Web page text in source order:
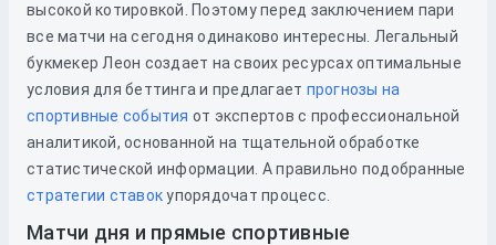
высокой котировкой. Поэтому перед заключением пари
все матчи на сегодня одинаково интересны. Легальный
букмекер Леон создает на своих ресурсах оптимальные
условия для беттинга и предлагает прогнозы на
спортивные события от экспертов с профессиональной
аналитикой, основанной на тщательной обработке
статистической информации. А правильно подобранные
стратегии ставокупорядочат процесс.
Матчи дня и прямые спортивные